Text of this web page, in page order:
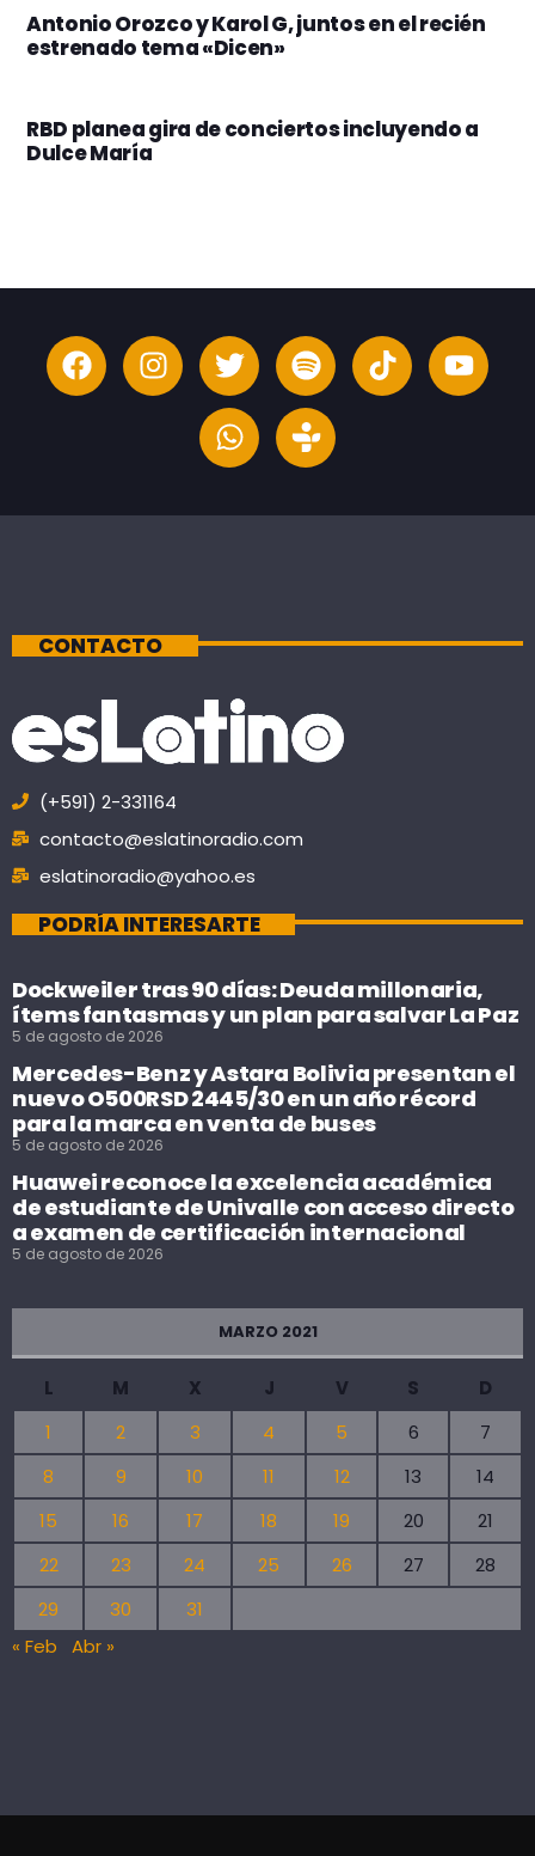
Antonio Orozco y Karol G, juntos en el recién
estrenado tema «Dicen»
RBD planea gira de conciertos incluyendo a
Dulce María
CONTACTO
(+591) 2-331164
contacto@eslatinoradio.com
eslatinoradio@yahoo.es
PODRÍA INTERESARTE
Dockweiler tras 90 días: Deuda millonaria,
ítems fantasmas y un plan para salvar La Paz
5 de agosto de 2026
Mercedes-Benz y Astara Bolivia presentan el
nuevo O500RSD 2445/30 en un año récord
para la marca en venta de buses
5 de agosto de 2026
Huawei reconoce la excelencia académica
de estudiante de Univalle con acceso directo
a examen de certificación internacional
5 de agosto de 2026
MARZO 2021
L M X J V S
D
1
2 3 4 5 6
7
8
9 10 11 12 13
14
15
16 17 18 19 20
21
22
23 24 25 26 27
28
29
30
31
« Feb
Abr »